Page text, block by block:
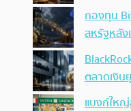
กองทุน
สหรัฐหลัง
ตลาดเงิน
แบงก์ให